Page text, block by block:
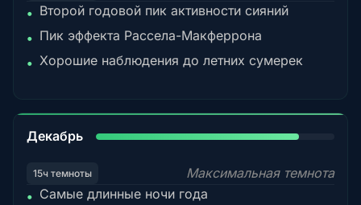
• Второй годовой пик активности сияний
• Пик эффекта Рассела-Макферрона
• Хорошие наблюдения до летних сумерек
Декабрь
15ч темноты
Максимальная темнота
• Самые длинные ночи года